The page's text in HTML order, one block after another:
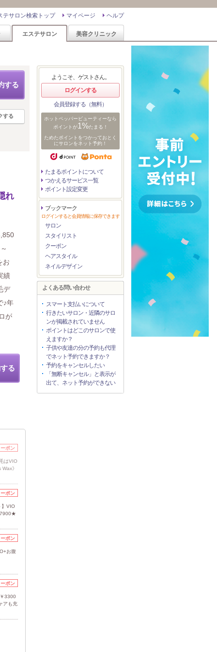
ヘルプ
マイページ
テサロン検索トップ
エステサロン 美容クリニック
する
する
れ
お
績
デ
♪年
が
る
ポン
はVIO
》
ポン
】VIO
7900★
ポン
お腹
ポン
3300
アも充
ようこそ、ゲストさん。
ログインする
会員登録する（無料）
ホットペッパービューティーなら
ポイントが1%たまる！
ためたポイントをつかっておとく
にサロンをネット予約！
たまるポイントについて
つかえるサービス一覧
ポイント設定変更
ブックマーク
ログインすると会員情報に保存できます
サロン
スタイリスト
クーポン
ヘアスタイル
ネイルデザイン
よくある問い合わせ
スマート支払いについて
行きたいサロン・近隣のサロ
ンが掲載されていません
ポイントはどこのサロンで使
えますか？
子供や友達の分の予約も代理
でネット予約できますか？
予約をキャンセルしたい
「無断キャンセル」と表示が
出て、ネット予約ができない